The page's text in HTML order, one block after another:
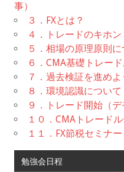
事）
３．FXとは？
４．トレードのキホン
５．相場の原理原則に
６．CMA基礎トレー
７．過去検証を進めよ
８．環境認識について
９．トレード開始（デ
１０．CMAトレード
１１．FX節税セミナ
勉強会日程